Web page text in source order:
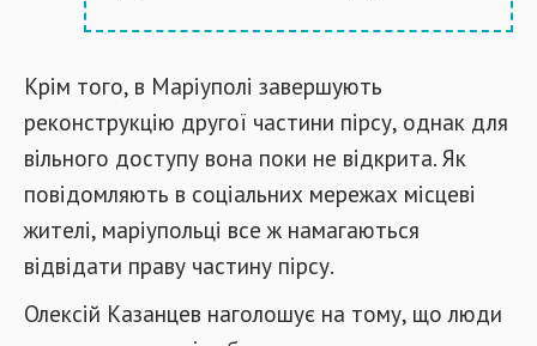
Крім того, в Маріуполі завершують
реконструкцію другої частини пірсу, однак для
вільного доступу вона поки не відкрита. Як
повідомляють в соціальних мережах місцеві
жителі, маріупольці все ж намагаються
відвідати праву частину пірсу.
Олексій Казанцев наголошує на тому, що люди